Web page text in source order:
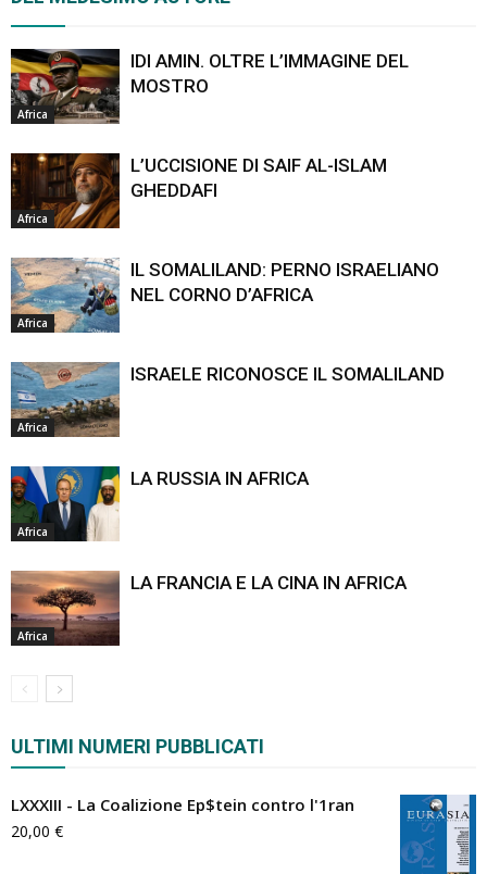
Africa
IDI AMIN. OLTRE L’IMMAGINE DEL
MOSTRO
Africa
L’UCCISIONE DI SAIF AL-ISLAM
GHEDDAFI
Africa
IL SOMALILAND: PERNO ISRAELIANO
NEL CORNO D’AFRICA
Africa
ISRAELE RICONOSCE IL SOMALILAND
Africa
LA RUSSIA IN AFRICA
Africa
LA FRANCIA E LA CINA IN AFRICA
ULTIMI NUMERI PUBBLICATI
LXXXIII - La Coalizione Ep$tein contro l'1ran
20,00 €